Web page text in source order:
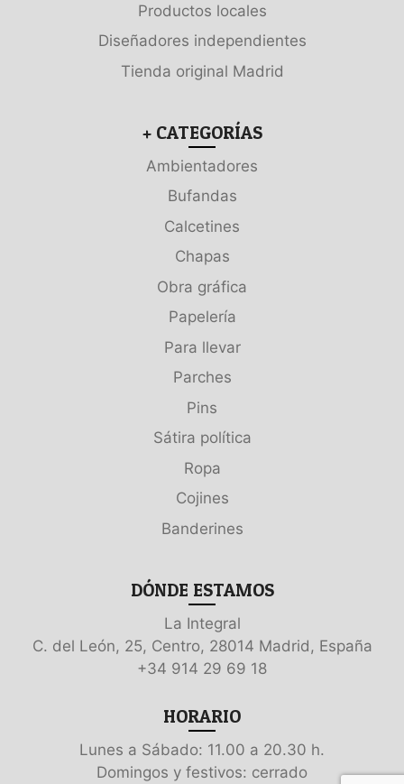
Productos locales
Diseñadores independientes
Tienda original Madrid
+ CATEGORÍAS
Ambientadores
Bufandas
Calcetines
Chapas
Obra gráfica
Papelería
Para llevar
Parches
Pins
Sátira política
Ropa
Cojines
Banderines
DÓNDE ESTAMOS
La Integral
C. del León, 25, Centro, 28014 Madrid, España
+34 914 29 69 18
HORARIO
Lunes a Sábado: 11.00 a 20.30 h.
Domingos y festivos: cerrado